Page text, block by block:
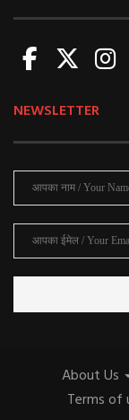
NEWSLETTER
About Us
Terms of